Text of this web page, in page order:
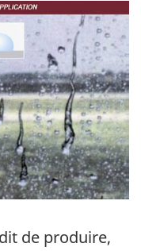
de produire,